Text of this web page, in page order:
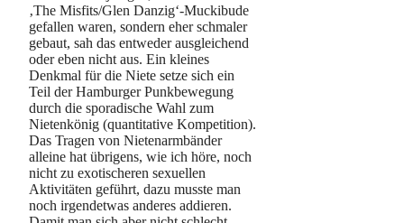
‚The Misfits/Glen Danzig‘-Muckibude
gefallen waren, sondern eher schmaler
gebaut, sah das entweder ausgleichend
oder eben nicht aus. Ein kleines
Denkmal für die Niete setze sich ein
Teil der Hamburger Punkbewegung
durch die sporadische Wahl zum
Nietenkönig (quantitative Kompetition).
Das Tragen von Nietenarmbänder
alleine hat übrigens, wie ich höre, noch
nicht zu exotischeren sexuellen
Aktivitäten geführt, dazu musste man
noch irgendetwas anderes addieren.